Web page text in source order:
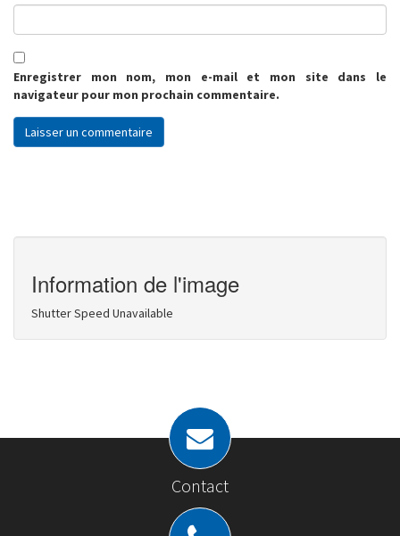
Enregistrer mon nom, mon e-mail et mon site dans le
navigateur pour mon prochain commentaire.
Information de l'image
Shutter Speed Unavailable
Contact